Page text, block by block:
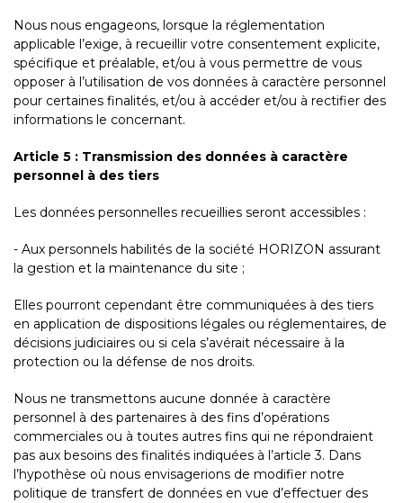
Nous nous engageons, lorsque la réglementation
applicable l’exige, à recueillir votre consentement explicite,
spécifique et préalable, et/ou à vous permettre de vous
opposer à l’utilisation de vos données à caractère personnel
pour certaines finalités, et/ou à accéder et/ou à rectifier des
informations le concernant.
Article 5 : Transmission des données à caractère
personnel à des tiers
Les données personnelles recueillies seront accessibles :
- Aux personnels habilités de la société HORIZON assurant
la gestion et la maintenance du site ;
Elles pourront cependant être communiquées à des tiers
en application de dispositions légales ou réglementaires, de
décisions judiciaires ou si cela s’avérait nécessaire à la
protection ou la défense de nos droits.
Nous ne transmettons aucune donnée à caractère
personnel à des partenaires à des fins d’opérations
commerciales ou à toutes autres fins qui ne répondraient
pas aux besoins des finalités indiquées à l’article 3. Dans
l’hypothèse où nous envisagerions de modifier notre
politique de transfert de données en vue d’effectuer des